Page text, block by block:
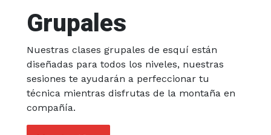
Grupales
Nuestras clases grupales de esquí están
diseñadas para todos los niveles, nuestras
sesiones te ayudarán a perfeccionar tu
técnica mientras disfrutas de la montaña en
compañía.